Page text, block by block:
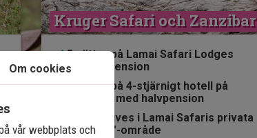
Kruger Safari och Zanzibar
5 nätter på Lamai Safari Lodges
med helpension
5 nätter på 4-stjärnigt hotell på
Zanzibar med halvpension
Game Drives i Lamai Safaris privata
"Big Five"-område
Om cookies
vår webbplats och